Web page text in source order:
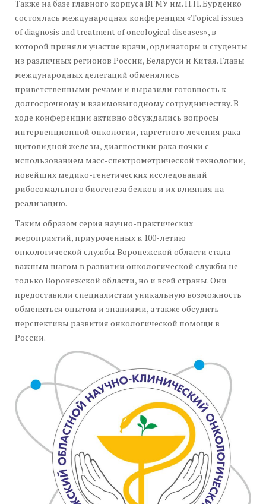
Также на базе главного корпуса ВГМУ им. Н.Н. Бурденко
состоялась международная конференция «Тopical issues
of diagnosis and treatment of oncological diseases», в
которой приняли участие врачи, ординаторы и студенты
из различных регионов России, Беларуси и Китая. Главы
международных делегаций обменялись
приветственными речами и выразили готовность к
долгосрочному и взаимовыгодному сотрудничеству. В
ходе конференции активно обсуждались вопросы
интервенционной онкологии, таргетного лечения рака
щитовидной железы, диагностики рака почки с
использованием масс-спектрометрической технологии,
новейших медико-генетических исследований
рибосомального биогенеза белков и их влияния на
реализацию.
Таким образом серия научно-практических
мероприятий, приуроченных к 100-летию
онкологической службы Воронежской области стала
важным шагом в развитии онкологической службы не
только Воронежской области, но и всей страны. Они
предоставили специалистам уникальную возможность
обменяться опытом и знаниями, а также обсудить
перспективы развития онкологической помощи в
России.